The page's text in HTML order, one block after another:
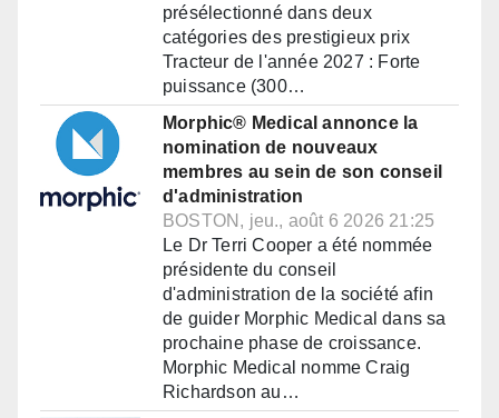
présélectionné dans deux
catégories des prestigieux prix
Tracteur de l'année 2027 : Forte
puissance (300…
Morphic® Medical annonce la
nomination de nouveaux
membres au sein de son conseil
d'administration
BOSTON, jeu., août 6 2026 21:25
Le Dr Terri Cooper a été nommée
présidente du conseil
d'administration de la société afin
de guider Morphic Medical dans sa
prochaine phase de croissance.
Morphic Medical nomme Craig
Richardson au…